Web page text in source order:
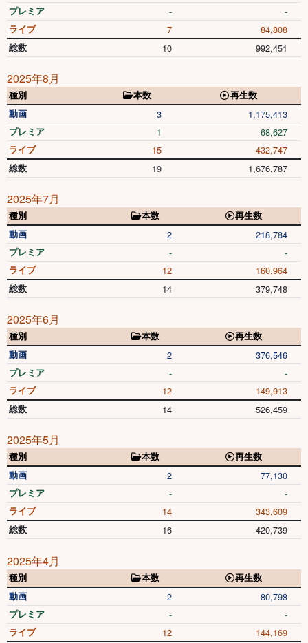
プレミア - -
ライブ 7 84,808
総数 10 992,451
2025年8月
種別 本数
再生数
動画
3 1,175,413
プレミア 1 68,627
ライブ 15 432,747
総数 19 1,676,787
2025年7月
種別 本数
再生数
動画
2 218,784
プレミア - -
ライブ 12 160,964
総数 14 379,748
2025年6月
種別 本数
再生数
動画
2 376,546
プレミア - -
ライブ 12 149,913
総数 14 526,459
2025年5月
種別 本数
再生数
動画
2 77,130
プレミア - -
ライブ 14 343,609
総数 16 420,739
2025年4月
種別 本数
再生数
動画
2 80,798
プレミア - -
ライブ 12 144,169